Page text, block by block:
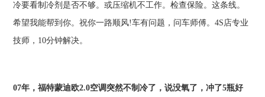
冷要看制冷剂是否不够。或压缩机不工作。检查保险。这条线。
希望我能帮到你。祝你一路顺风!车有问题，问车师傅。4S店专业
技师，10分钟解决。
07年，福特蒙迪欧2.0空调突然不制冷了，说没氧了，冲了5瓶好